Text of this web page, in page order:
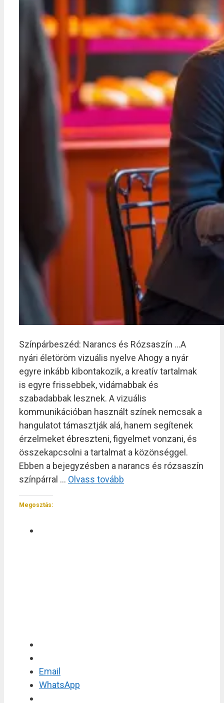
Színpárbeszéd: Narancs és Rózsaszín …A
nyári életöröm vizuális nyelve Ahogy a nyár
egyre inkább kibontakozik, a kreatív tartalmak
is egyre frissebbek, vidámabbak és
szabadabbak lesznek. A vizuális
kommunikációban használt színek nemcsak a
hangulatot támasztják alá, hanem segítenek
érzelmeket ébreszteni, figyelmet vonzani, és
összekapcsolni a tartalmat a közönséggel.
Ebben a bejegyzésben a narancs és rózsaszín
színpárral … Olvass tovább
Megosztás:
Email
WhatsApp